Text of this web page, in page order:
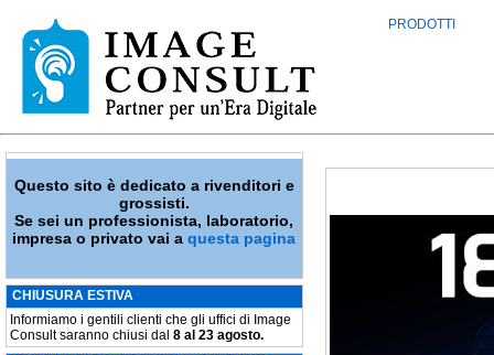
PRODOTTI
Questo sito è dedicato a rivenditori e
grossisti.
Se sei un professionista, laboratorio,
impresa o privato vai aquesta pagina
CHIUSURA ESTIVA
Informiamo i gentili clienti che gli uffici di Image
Consult saranno chiusi dal 8 al 23 agosto.